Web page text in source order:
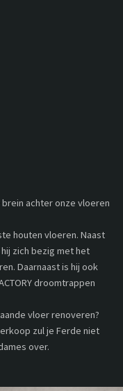
achter onze vloeren
houten vloeren. Naast
zich bezig met het
Daarnaast is hij ook
droomtrappen
vloer renoveren?
zul je Ferde niet
over.